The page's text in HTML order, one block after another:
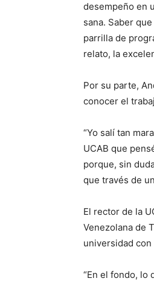
desempeño en
sana. Saber
parrilla de
relato, la
Por su parte,
conocer el
“Yo salí tan
UCAB que
porque, sin
que través de
El rector de la
Venezolana de
universidad
“En el fondo, lo